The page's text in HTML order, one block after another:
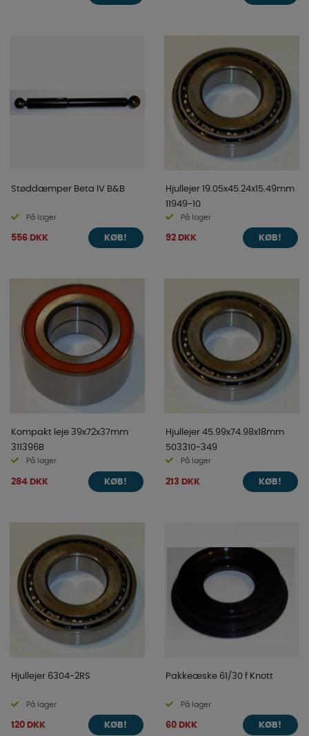
Støddæmper Beta IV B&B
På lager
556 DKK KØB!
Hjullejer 19.05x45.24x15.49mm
11949-10
På lager
92 DKK KØB!
Kompakt leje 39x72x37mm
311396B
På lager
284 DKK KØB!
Hjullejer 45.99x74.98x18mm
503310-349
På lager
213 DKK KØB!
Hjullejer 6304-2RS
På lager
120 DKK KØB!
Pakkeæske 61/30 f Knott
På lager
60 DKK KØB!